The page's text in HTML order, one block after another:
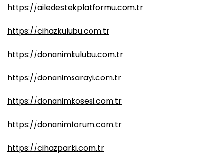
https://ailedestekplatformu.com.tr
https://cihazkulubu.com.tr
https://donanimkulubu.com.tr
https://donanimsarayi.com.tr
https://donanimkosesi.com.tr
https://donanimforum.com.tr
https://cihazparki.com.tr